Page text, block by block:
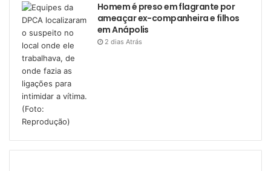
Homem é preso em flagrante por
ameaçar ex-companheira e filhos
em Anápolis
2 dias Atrás